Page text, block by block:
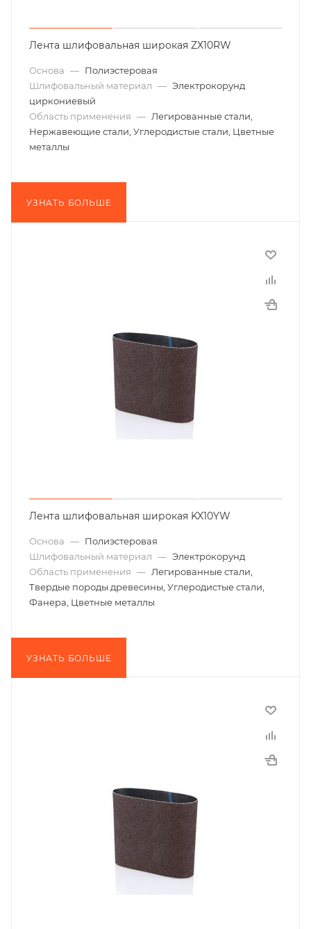
Лента шлифовальная широкая ZХ10RW
Основа — Полиэстеровая
Шлифовальный материал — Электрокорунд
циркониевый
Область применения — Легированные стали,
Нержавеющие стали, Углеродистые стали, Цветные
металлы
УЗНАТЬ БОЛЬШЕ
Лента шлифовальная широкая KX10YW
Основа — Полиэстеровая
Шлифовальный материал — Электрокорунд
Область применения — Легированные стали,
Твердые породы древесины, Углеродистые стали,
Фанера, Цветные металлы
УЗНАТЬ БОЛЬШЕ